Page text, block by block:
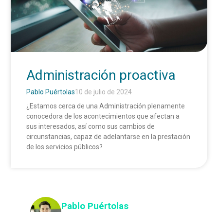
Administración proactiva
Pablo Puértolas10 de julio de 2024
¿Estamos cerca de una Administración plenamente
conocedora de los acontecimientos que afectan a
sus interesados, así como sus cambios de
circunstancias, capaz de adelantarse en la prestación
de los servicios públicos?
Pablo Puértolas